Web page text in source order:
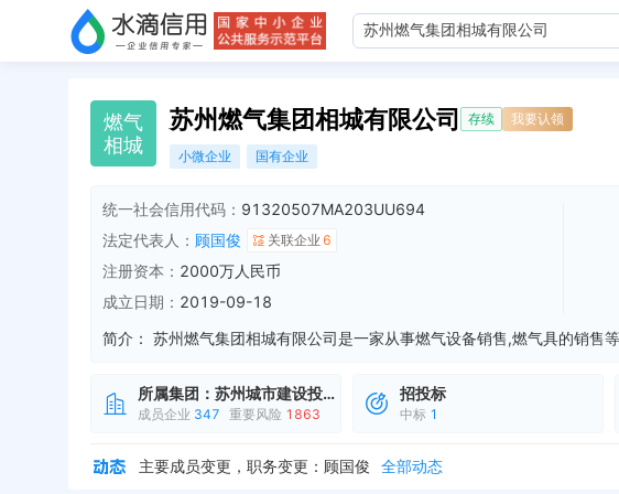
燃气
相城
苏州燃气集团相城有限公司 存续 我要认领
小微企业 国有企业
统一社会信用代码： 91320507MA203UU694
法定代表人： 顾国俊 关联企业 6
注册资本： 2000万人民币
成立日期： 2019-09-18
简介：
所属集团： 苏州城市建设投资发展
成员企业 347 重要风险 1863
招投标
中标 1
主要成员变更，职务变更：顾国俊
全部动态